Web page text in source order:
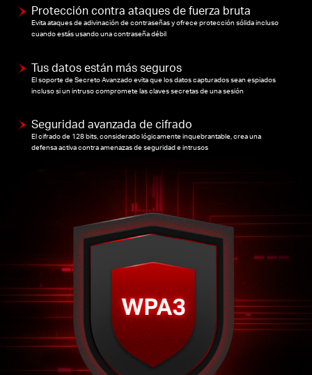
Protección contra ataques de fuerza bruta
Evita ataques de adivinación de contraseñas y ofrece protección sólida incluso
cuando estás usando una contraseña débil
Tus datos están más seguros
El soporte de Secreto Avanzado evita que los datos capturados sean espiados
incluso si un intruso compromete las claves secretas de una sesión
Seguridad avanzada de cifrado
El cifrado de 128 bits, considerado lógicamente inquebrantable, crea una
defensa activa contra amenazas de seguridad e intrusos